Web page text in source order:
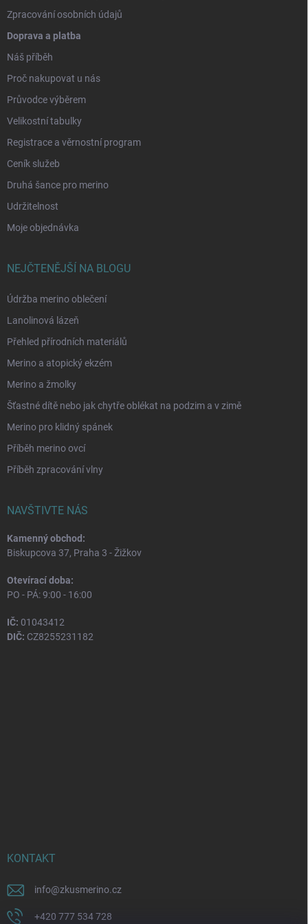
Zpracování osobních údajů
Doprava a platba
Náš příběh
Proč nakupovat u nás
Průvodce výběrem
Velikostní tabulky
Registrace a věrnostní program
Ceník služeb
Druhá šance pro merino
Udržitelnost
Moje objednávka
NEJČTENĚJŠÍ NA BLOGU
Údržba merino oblečení
Lanolinová lázeň
Přehled přírodních materiálů
Merino a atopický ekzém
Merino a žmolky
Šťastné dítě nebo jak chytře oblékat na podzim a v zimě
Merino pro klidný spánek
Příběh merino ovcí
Příběh zpracování vlny
NAVŠTIVTE NÁS
Kamenný obchod:
Biskupcova 37, Praha 3 - Žižkov
Otevírací doba:
PO - PÁ: 9:00 - 16:00
IČ: 01043412
DIČ: CZ8255231182
KONTAKT
info@zkusmerino.cz
+420 777 534 728